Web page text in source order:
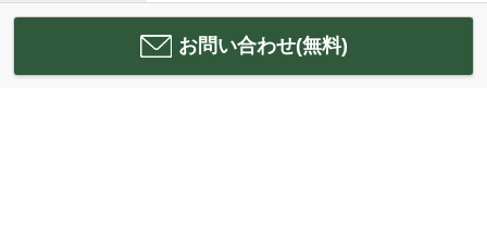
お問い合わせ(無料)